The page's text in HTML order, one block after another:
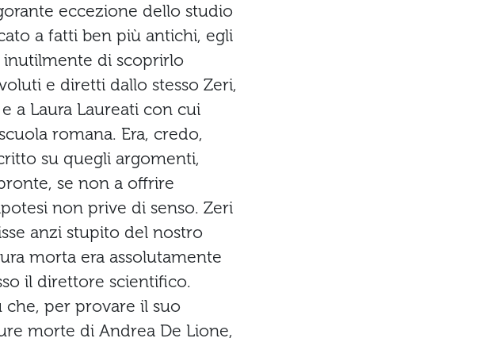
eccezione dello studio
a fatti ben più antichi, egli
inutilmente di scoprirlo
e diretti dallo stesso Zeri,
a Laura Laureati con cui
romana. Era, credo,
su quegli argomenti,
se non a offrire
non prive di senso. Zeri
anzi stupito del nostro
morta era assolutamente
il direttore scientifico.
per provare il suo
morte di Andrea De Lione,